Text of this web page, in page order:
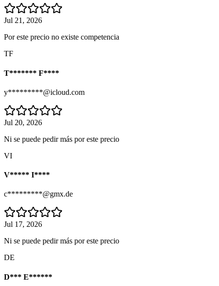
Jul 21, 2026
Por este precio no existe competencia
TF
T******* F****
y*********@icloud.com
Jul 20, 2026
Ni se puede pedir más por este precio
VI
V***** I****
c*********@gmx.de
Jul 17, 2026
Ni se puede pedir más por este precio
DE
D*** E******